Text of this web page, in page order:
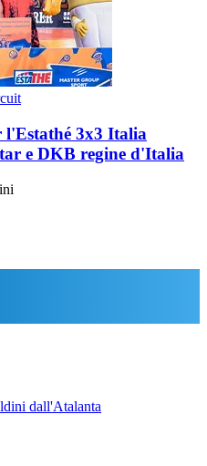
l'Estathé 3x3 Italia
e DKB regine d'Italia
dall'Atalanta